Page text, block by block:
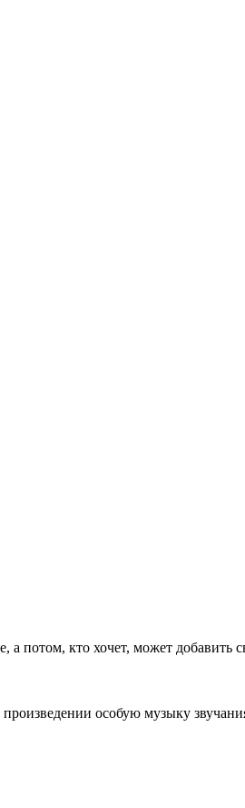
а потом, кто хочет, может добавить
особую музыку